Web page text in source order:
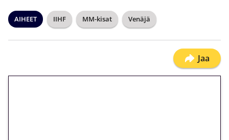
AIHEET IIHF MM-kisat Venäjä
Jaa